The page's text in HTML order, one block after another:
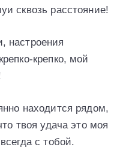
сквозь расстояние!
настроения
крепко, мой
находится рядом,
твоя удача это моя
с тобой.